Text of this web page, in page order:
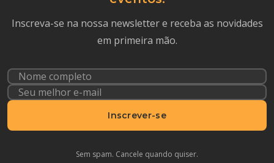
Inscreva-se na nossa newsletter e receba as novidades
em primeira mão.
Inscrever-se
Sem spam. Cancele quando quiser.